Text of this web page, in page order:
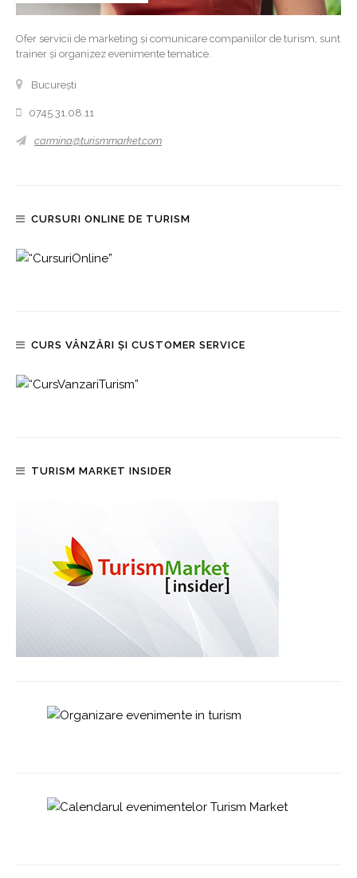
Ofer servicii de marketing și comunicare companiilor de turism, sunt
trainer și organizez evenimente tematice.
București
0745.31.08.11
carmina@turismmarket.com
CURSURI ONLINE DE TURISM
CURS VÂNZĂRI ȘI CUSTOMER SERVICE
TURISM MARKET INSIDER